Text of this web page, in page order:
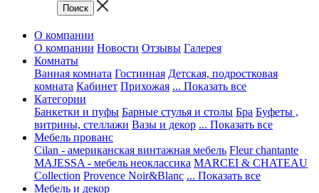
О компании
О компании Новости Отзывы Галерея
Комнаты
Ванная комната Гостинная Детская, подростковая
комната Кабинет Прихожая ... Показать все
Категории
Банкетки и пуфы Барные стулья и столы Бра Буфеты ,
витрины, стеллажи Вазы и декор ... Показать все
Мебель прованс
Cilan - американская винтажная мебель Fleur chantante
MAJESSA - мебель неоклассика MARCEI & CHATEAU
Collection Provence Noir&Blanc ... Показать все
Мебель и декор